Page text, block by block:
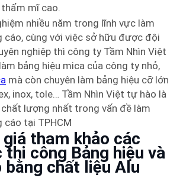
mĩ cao.
nhiều năm trong lĩnh vực làm
cáo, cùng với việc sở hữu được đội
nghiệp thì công ty Tầm Nhìn Việt
bảng hiệu mica của công ty nhỏ,
mà còn chuyên làm bảng hiệu cỡ lớn
inox, tole… Tầm Nhìn Việt tự hào là
lượng nhất trong vấn đề làm
cáo tại TPHCM
giá tham khảo các
thi công Bảng hiệu và
bằng chất liệu Alu